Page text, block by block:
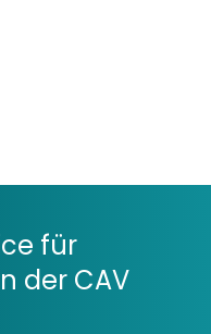
für
der CAV